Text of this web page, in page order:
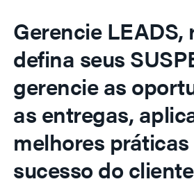
Gerencie LEADS,
defina seus
gerencie as
as entregas,
melhores
sucesso do